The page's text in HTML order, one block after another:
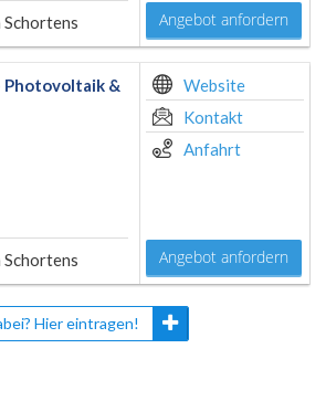
Schortens Angebot anfordern
Photovoltaik &
Schortens
Website
Kontakt
Anfahrt
Angebot anfordern
Hier eintragen!